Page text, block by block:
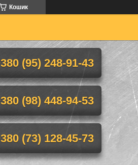
Кошик
(95) 248-91-43
(98) 448-94-53
(73) 128-45-73